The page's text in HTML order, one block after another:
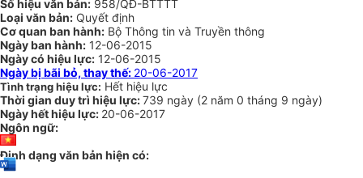
Số hiệu văn bản: 958/QĐ-BTTTT
Loại văn bản: Quyết định
Cơ quan ban hành: Bộ Thông tin và Truyền thông
Ngày ban hành: 12-06-2015
Ngày có hiệu lực: 12-06-2015
Ngày bị bãi bỏ, thay thế: 20-06-2017
Tình trạng hiệu lực: Hết hiệu lực
Thời gian duy trì hiệu lực:739 ngày (2 năm 0 tháng 9 ngày)
Ngày hết hiệu lực: 20-06-2017
Ngôn ngữ:
Định dạng văn bản hiện có: